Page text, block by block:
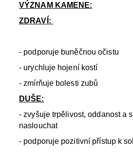
VÝZNAM KAMENE:
ZDRAVÍ:
- podporuje buněčnou očistu
- urychluje hojení kostí
- zmírňuje bolesti zubů
DUŠE:
- zvyšuje trpělivost, oddanost a
naslouchat
- podporuje pozitivní přístup k